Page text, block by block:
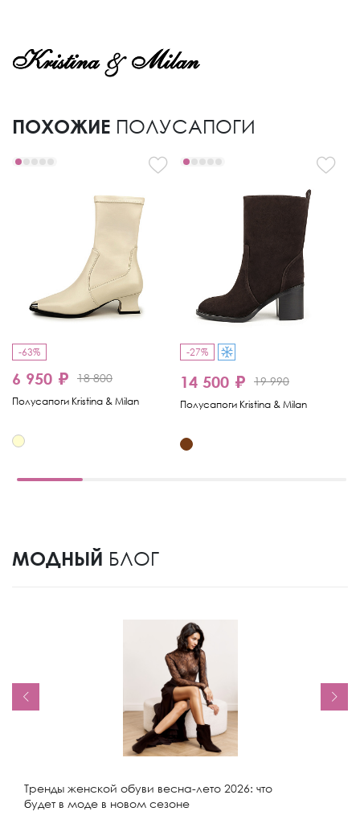
ПОХОЖИЕ ПОЛУСАПОГИ
-63%
6 950 ₽ 18 800
Полусапоги Kristina & Milan
-27%
14 500 ₽ 19 990
Полусапоги Kristina & Milan
МОДНЫЙ БЛОГ
Тренды женской обуви весна-лето 2026: что
будет в моде в новом сезоне